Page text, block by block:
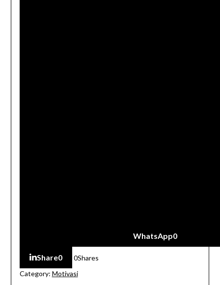
WhatsApp0
Share0 0Shares
Category: Motivasi